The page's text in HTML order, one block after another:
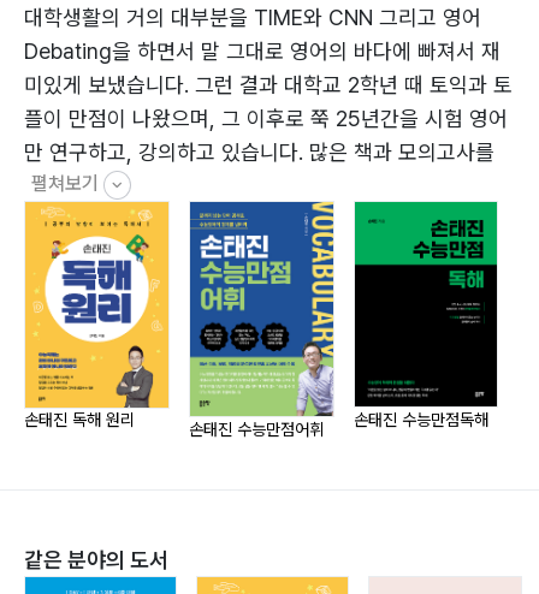
11. 문장삽입
12. 문장삭제
13. 요약문
14. 빈칸추론
대학생활의 거의 대부분을 TIME와 CNN 그리고 영어
Debating을 하면서 말 그대로 영어의 바다에 빠져서 재
미있게 보냈습니다. 그런 결과 대학교 2학년 때 토익과 토
플이 만점이 나왔으며, 그 이후로 쭉 25년간을 시험 영어
만 연구하고, 강의하고 있습니다. 많은 책과 모의고사를
집필해서 누구보다 정확한 출제자의 시선을 가지고 있습
니다. 지문의 어디에서 빈칸이 있을 것이며, 어디에서 어
떤 문제를 출제할 할지를 정확히 볼 수 있습니다. 현재는
공단기(ST Unitas)에서 영어과 대표교수로 강의하고 있
으며, 현강, 인강 통틀어 부산 지역에서 가장 많은 학생들
이 수강하고 있습니다. 평생을 영어를 연구하고 강의하는
데 시간 쏟았으며, “영어 강의에서만은 대한민국 최고
다”라는 자신감도 가지고 있습니다.
효과를 볼 수 있다는 것을 느꼈고, 전에 없던 보람을 찾게
펼쳐보기
손태진 독해 원리 손태진 수능만점어휘 손태진 수능만점독해
같은 분야의 도서